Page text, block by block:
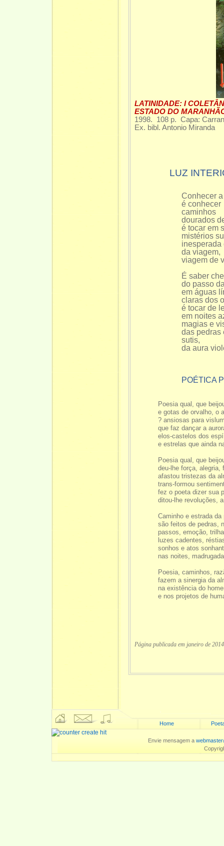
LATINIDADE: I
ESTADO DO
1998. 108 p. Capa:
Ex. bibl. Antonio Miranda
LUZ
Conhecer
é conhecer
caminhos
dourados
é tocar em
mistérios
inesperada
da viagem,
viagem de
É saber
do passo
em águas
claras dos
é tocar de
em noites
magias e
das pedras
sutis,
da aura
POÉTICA
Poesia qual, que
e gotas de orvalho, o
? ansiosas para
que faz dançar a
elos-castelos dos
e estrelas que ainda
Poesia qual, que
deu-lhe força, alegria,
afastou tristezas da
trans-formou
fez o poeta dizer sua
ditou-lhe revoluções,
Caminho e estrada
são feitos de pedras,
passos, emoção,
luzes cadentes,
sonhos e atos
nas noites,
Poesia, caminhos,
fazem a sinergia da
na existência do
e nos projetos de
Página publicada em janeiro de 2014
Home
Envie mensagem a